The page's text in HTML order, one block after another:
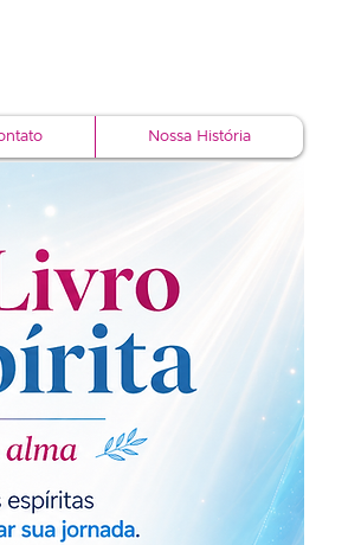
Nossa História